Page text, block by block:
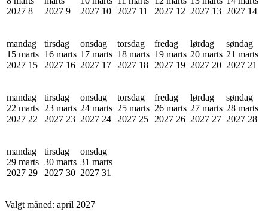
2027 8
2027 9
2027 10
2027 11
2027 12 2027 13 2027 14
mandag
15 marts
2027 15
tirsdag
16 marts
2027 16
onsdag
17 marts
2027 17
torsdag
18 marts
2027 18
fredag
19 marts
2027 19
lørdag
20 marts
2027 20
søndag
21 marts
2027 21
mandag
22 marts
2027 22
tirsdag
23 marts
2027 23
onsdag
24 marts
2027 24
torsdag
25 marts
2027 25
fredag
26 marts
2027 26
lørdag
27 marts
2027 27
søndag
28 marts
2027 28
mandag
29 marts
2027 29
tirsdag
30 marts
2027 30
onsdag
31 marts
2027 31
Valgt måned: april 2027